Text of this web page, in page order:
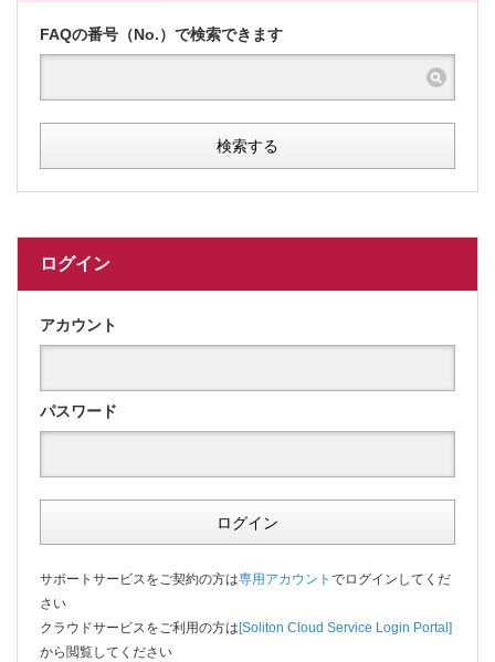
FAQの番号（No.）で検索できます
検索する
ログイン
アカウント
パスワード
ログイン
サポートサービスをご契約の方は専用アカウント でログインしてくだ
さい
クラウドサービスをご利用の方は [Soliton Cloud Service Login Portal]
から閲覧してください